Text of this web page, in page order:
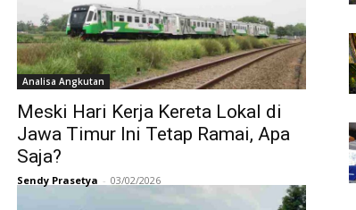
Analisa Angkutan
Meski Hari Kerja Kereta Lokal di
Jawa Timur Ini Tetap Ramai, Apa
Saja?
Sendy Prasetya - 03/02/2026